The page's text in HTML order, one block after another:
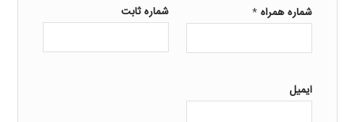
شماره همراه* شماره ثابت
ایمیل